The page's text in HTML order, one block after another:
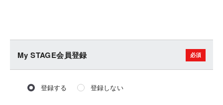
My STAGE会員登録
登録する 登録しない